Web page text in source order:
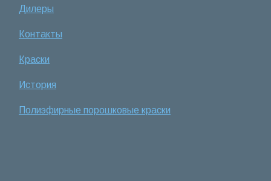
Дилеры
Контакты
Краски
История
Полиэфирные порошковые краски